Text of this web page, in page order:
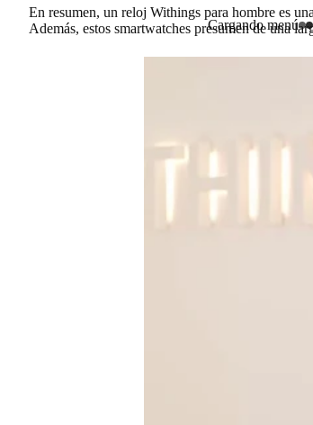
Cargando menú
En resumen, un reloj Withings para hombre es
Además, estos smartwatches presumen de una